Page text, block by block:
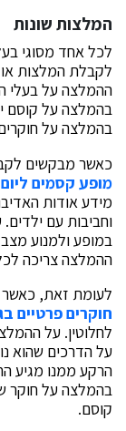
המלצות שונות
לכל אחד מסוגי
לקבלת המלצות
ההמלצה על בעלי
בהמלצה על קוסם
בהמלצה על
כאשר מבקשים
מופע קסמים
מידע אודות
וחביבות עם
במופע ולמנוע
ההמלצה צריכה
לעומת זאת, כאשר
חוקרים פרטיים
לחלוטין. על
על הדרכים שהוא
הרקע ממנו מגיע
בהמלצה על חוקר
קוסם.